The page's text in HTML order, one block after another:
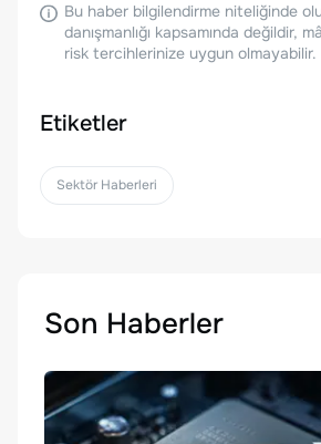
Bu haber bilgilendirme niteliğinde
danışmanlığı kapsamında değildir,
risk tercihlerinize uygun olmayabilir.
Etiketler
Sektör Haberleri
Son Haberler